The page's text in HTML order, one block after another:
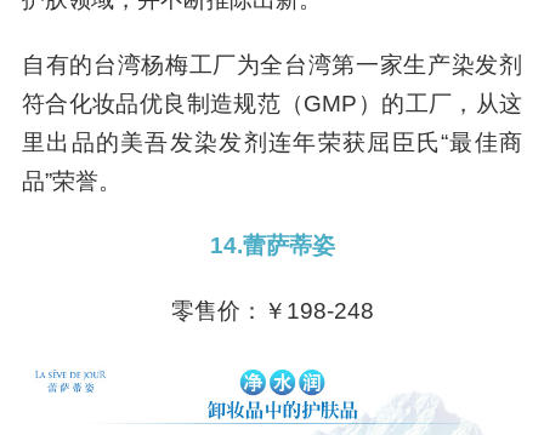
自有的台湾杨梅工厂为全台湾第一家生产染发剂
符合化妆品优良制造规范（GMP）的工厂，从这
里出品的美吾发染发剂连年荣获屈臣氏“最佳商
品”荣誉。
14.蕾萨蒂姿
零售价：￥198-248